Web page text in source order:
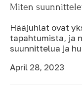
Miten
Hääjuhlat ovat
tapahtumista, ja
suunnittelua ja
April 28, 2023